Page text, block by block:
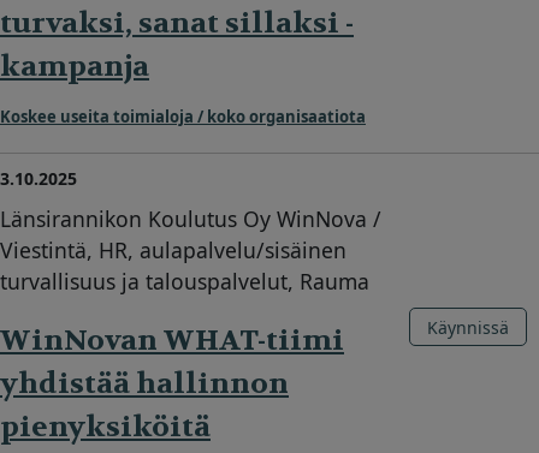
turvaksi, sanat sillaksi -
kampanja
Koskee useita toimialoja / koko organisaatiota
3.10.2025
Länsirannikon Koulutus Oy WinNova /
Viestintä, HR, aulapalvelu/sisäinen
turvallisuus ja talouspalvelut, Rauma
WinNovan WHAT-tiimi
yhdistää hallinnon
pienyksiköitä
Käynnissä